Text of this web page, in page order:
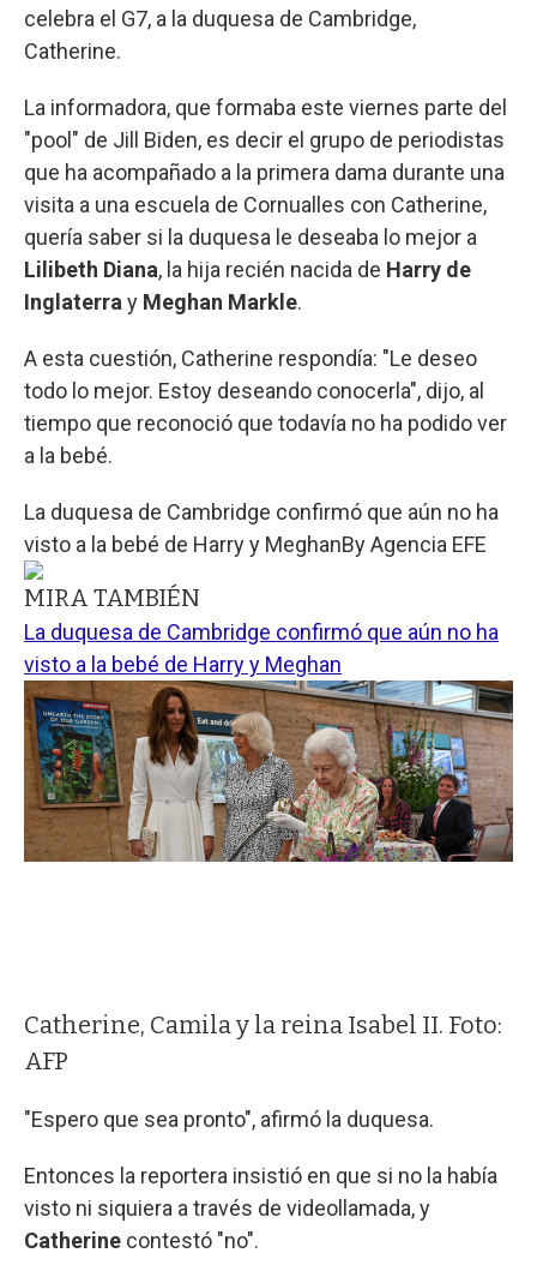
celebra el G7, a la duquesa de Cambridge,
Catherine.
La informadora, que formaba este viernes parte del
"pool" de Jill Biden, es decir el grupo de periodistas
que ha acompañado a la primera dama durante una
visita a una escuela de Cornualles con Catherine,
quería saber si la duquesa le deseaba lo mejor a
Lilibeth Diana, la hija recién nacida de Harry de
Inglaterra y Meghan Markle.
A esta cuestión, Catherine respondía: "Le deseo
todo lo mejor. Estoy deseando conocerla", dijo, al
tiempo que reconoció que todavía no ha podido ver
a la bebé.
La duquesa de Cambridge confirmó que aún no ha
visto a la bebé de Harry y MeghanByAgencia EFE
MIRA TAMBIÉN
La duquesa de Cambridge confirmó que aún no ha
visto a la bebé de Harry y Meghan
Catherine, Camila y la reina Isabel II. Foto:
AFP
"Espero que sea pronto", afirmó la duquesa.
Entonces la reportera insistió en que si no la había
visto ni siquiera a través de videollamada, y
Catherine contestó "no".